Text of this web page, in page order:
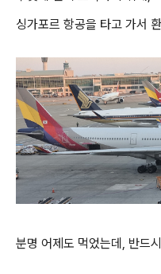
싱가포르 항공을 타고 가서
분명 어제도 먹었는데, 반드